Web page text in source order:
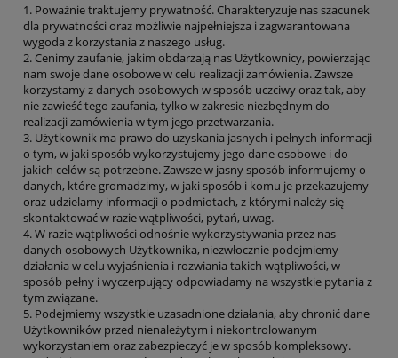
1. Poważnie traktujemy prywatność. Charakteryzuje nas szacunek
dla prywatności oraz możliwie najpełniejsza i zagwarantowana
wygoda z korzystania z naszego usług.
2. Cenimy zaufanie, jakim obdarzają nas Użytkownicy, powierzając
nam swoje dane osobowe w celu realizacji zamówienia. Zawsze
korzystamy z danych osobowych w sposób uczciwy oraz tak, aby
nie zawieść tego zaufania, tylko w zakresie niezbędnym do
realizacji zamówienia w tym jego przetwarzania.
3. Użytkownik ma prawo do uzyskania jasnych i pełnych informacji
o tym, w jaki sposób wykorzystujemy jego dane osobowe i do
jakich celów są potrzebne. Zawsze w jasny sposób informujemy o
danych, które gromadzimy, w jaki sposób i komu je przekazujemy
oraz udzielamy informacji o podmiotach, z którymi należy się
skontaktować w razie wątpliwości, pytań, uwag.
4. W razie wątpliwości odnośnie wykorzystywania przez nas
danych osobowych Użytkownika, niezwłocznie podejmiemy
działania w celu wyjaśnienia i rozwiania takich wątpliwości, w
sposób pełny i wyczerpujący odpowiadamy na wszystkie pytania z
tym związane.
5. Podejmiemy wszystkie uzasadnione działania, aby chronić dane
Użytkowników przed nienależytym i niekontrolowanym
wykorzystaniem oraz zabezpieczyć je w sposób kompleksowy.